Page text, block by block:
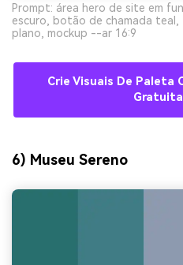
Prompt: área hero de site em
escuro, botão de chamada
plano, mockup --ar 16:9
Crie Visuais De Paleta
6) Museu Sereno